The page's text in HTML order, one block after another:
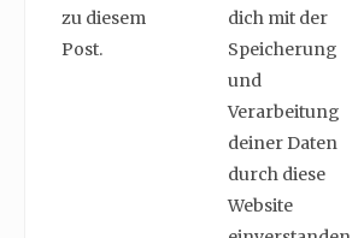
zu diesem
Post.
dich mit der
Speicherung
und
Verarbeitung
deiner Daten
durch diese
Website